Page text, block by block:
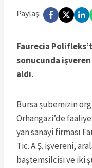
Paylaş:
Faurecia
sonucunda
aldı.
Bursa şubemizin
Orhangazi’de
yan sanayi firması
Tic. A.Ş. işvereni,
baştemsilcisi ve iki